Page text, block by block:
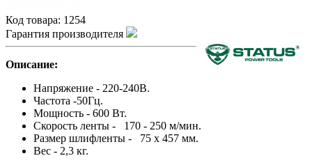
Код товара: 1254
Гарантия производителя
Описание:
Напряжение - 220-240В.
Частота -50Гц.
Мощность - 600 Вт.
Скорость ленты - 170 - 250 м/мин.
Размер шлифленты - 75 x 457 мм.
Вес - 2,3 кг.